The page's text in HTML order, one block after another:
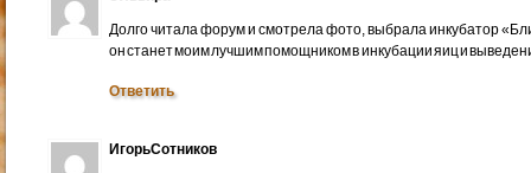
Долго читала форум и смотрела фото, выбрала инкубатор
он станет моим лучшим помощником в инкубации яиц и
Ответить
ИгорьСотников